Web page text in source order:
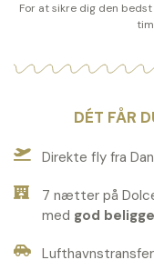
For at sikre dig den
DÉT FÅR
Direkte fly fra
7 nætter på
med god